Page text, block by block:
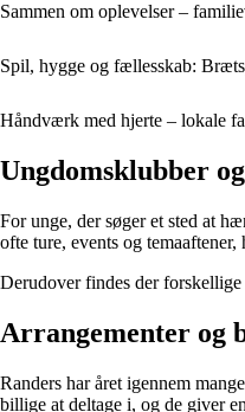
Sammen om oplevelser –
Spil, hygge og fællesskab:
Håndværk med hjerte – lokale
Ungdomsklubber
For unge, der søger et sted at
ofte ture, events og
Derudover findes der
Arrangementer og
Randers har året igennem
billige at deltage i, og de giver